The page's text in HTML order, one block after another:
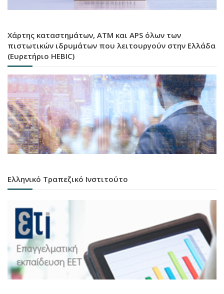
Χάρτης καταστημάτων, ATM και APS όλων των
πιστωτικών ιδρυμάτων που λειτουργούν στην Ελλάδα
(Ευρετήριο HEBIC)
Ελληνικό Τραπεζικό Ινστιτούτο